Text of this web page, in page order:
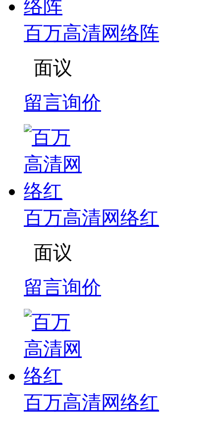
百万高清网络阵
面议
留言询价
百万高清网络红
面议
留言询价
百万高清网络红